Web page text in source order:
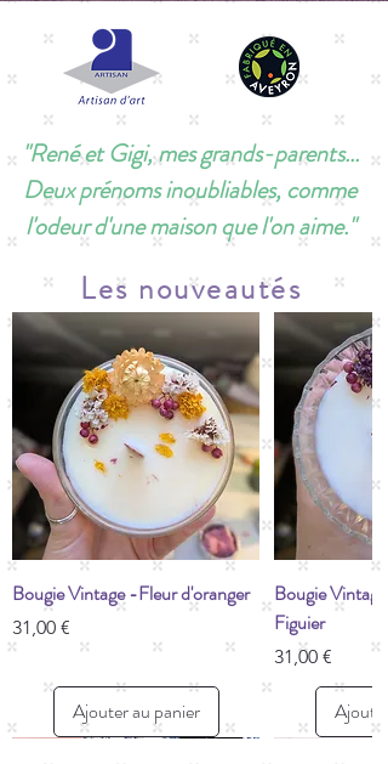
"René et Gigi, mes grands-parents...
Deux prénoms inoubliables, comme
l'odeur d'une maison que l'on aime."
Les nouveautés
Bougie Vintage -Fleur d'oranger
Prix
31,00 €
Ajouter au panier
Bougie Vintage
Figuier
Prix
31,00 €
Ajouter